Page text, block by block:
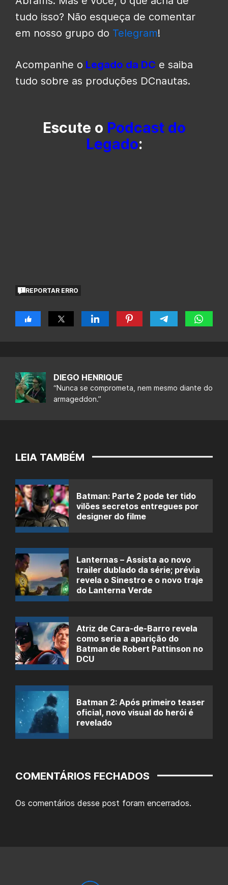
tudo isso? Não esqueça de comentar
em nosso grupo do Telegram!
Acompanhe o Legado da DC e saiba
tudo sobre as produções DCnautas.
Escute o Podcast do
Legado:
REPORTAR ERRO
DIEGO HENRIQUE
“Nunca se comprometa, nem mesmo diante do
armageddon.”
LEIA TAMBÉM
Batman: Parte 2 pode ter tido
vilões secretos entregues por
designer do filme
Lanternas – Assista ao novo
trailer dublado da série; prévia
revela o Sinestro e o novo traje
do Lanterna Verde
Atriz de Cara-de-Barro revela
como seria a aparição do
Batman de Robert Pattinson no
DCU
Batman 2: Após primeiro teaser
oficial, novo visual do herói é
revelado
COMENTÁRIOS FECHADOS
Os comentários desse post foram encerrados.